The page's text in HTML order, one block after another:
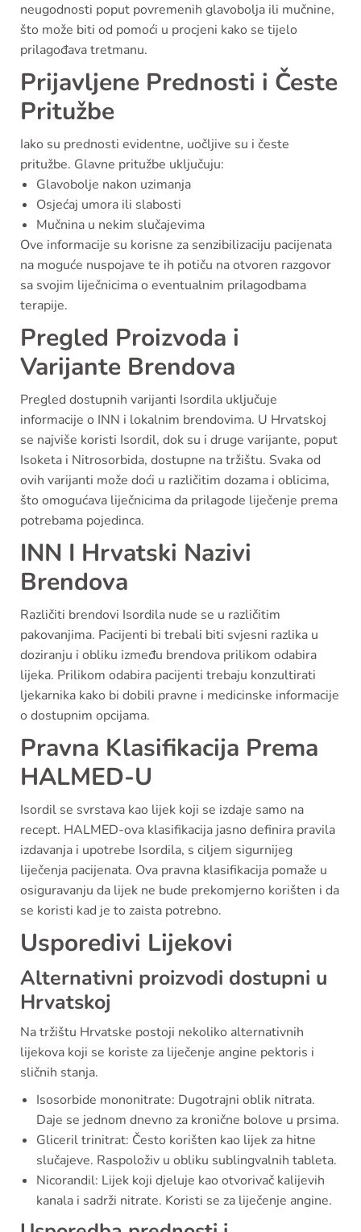
neugodnosti poput povremenih glavobolja ili mučnine,
što može biti od pomoći u procjeni kako se tijelo
prilagođava tretmanu.
Prijavljene Prednosti i Česte
Pritužbe
Iako su prednosti evidentne, uočljive su i česte
pritužbe. Glavne pritužbe uključuju:
Glavobolje nakon uzimanja
Osjećaj umora ili slabosti
Mučnina u nekim slučajevima
Ove informacije su korisne za senzibilizaciju pacijenata
na moguće nuspojave te ih potiču na otvoren razgovor
sa svojim liječnicima o eventualnim prilagodbama
terapije.
Pregled Proizvoda i
Varijante Brendova
Pregled dostupnih varijanti Isordila uključuje
informacije o INN i lokalnim brendovima. U Hrvatskoj
se najviše koristi Isordil, dok su i druge varijante, poput
Isoketa i Nitrosorbida, dostupne na tržištu. Svaka od
ovih varijanti može doći u različitim dozama i oblicima,
što omogućava liječnicima da prilagode liječenje prema
potrebama pojedinca.
INN I Hrvatski Nazivi
Brendova
Različiti brendovi Isordila nude se u različitim
pakovanjima. Pacijenti bi trebali biti svjesni razlika u
doziranju i obliku između brendova prilikom odabira
lijeka. Prilikom odabira pacijenti trebaju konzultirati
ljekarnika kako bi dobili pravne i medicinske informacije
o dostupnim opcijama.
Pravna Klasifikacija Prema
HALMED-U
Isordil se svrstava kao lijek koji se izdaje samo na
recept. HALMED-ova klasifikacija jasno definira pravila
izdavanja i upotrebe Isordila, s ciljem sigurnijeg
liječenja pacijenata. Ova pravna klasifikacija pomaže u
osiguravanju da lijek ne bude prekomjerno korišten i da
se koristi kad je to zaista potrebno.
Usporedivi Lijekovi
Alternativni proizvodi dostupni u
Hrvatskoj
Na tržištu Hrvatske postoji nekoliko alternativnih
lijekova koji se koriste za liječenje angine pektoris i
sličnih stanja.
Isosorbide mononitrate: Dugotrajni oblik nitrata.
Daje se jednom dnevno za kronične bolove u prsima.
Gliceril trinitrat: Često korišten kao lijek za hitne
slučajeve. Raspoloživ u obliku sublingvalnih tableta.
Nicorandil: Lijek koji djeluje kao otvorivač kalijevih
kanala i sadrži nitrate. Koristi se za liječenje angine.